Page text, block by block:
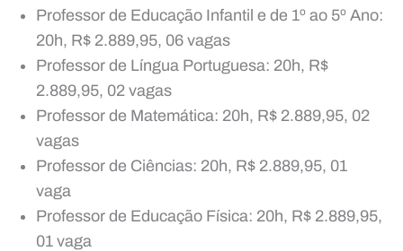
Professor de Educação Infantil e de 1º ao 5º Ano:
20h, R$ 2.889,95, 06 vagas
Professor de Língua Portuguesa: 20h, R$
2.889,95, 02 vagas
Professor de Matemática: 20h, R$ 2.889,95, 02
vagas
Professor de Ciências: 20h, R$ 2.889,95, 01
vaga
Professor de Educação Física: 20h, R$ 2.889,95,
01 vaga